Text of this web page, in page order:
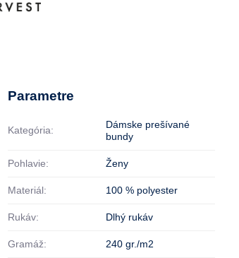
Parametre
Kategória:
Dámske prešívané
bundy
Pohlavie: Ženy
Materiál: 100 % polyester
Rukáv: Dlhý rukáv
Gramáž: 240 gr./m2